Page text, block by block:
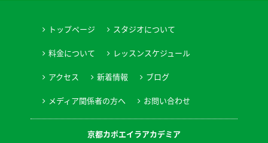
トップページ スタジオについて
料金について レッスンスケジュール
アクセス 新着情報 ブログ
メディア関係者の方へ お問い合わせ
京都カポエイラアカデミア